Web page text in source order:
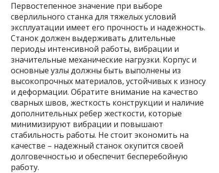
Первостепенное значение при выборе
сверлильного станка для тяжелых условий
эксплуатации имеет его прочность и надежность.
Станок должен выдерживать длительные
периоды интенсивной работы, вибрации и
значительные механические нагрузки. Корпус и
основные узлы должны быть выполнены из
высокопрочных материалов, устойчивых к износу
и деформации. Обратите внимание на качество
сварных швов, жесткость конструкции и наличие
дополнительных ребер жесткости, которые
минимизируют вибрации и повышают
стабильность работы. Не стоит экономить на
качестве – надежный станок окупится своей
долговечностью и обеспечит бесперебойную
работу.